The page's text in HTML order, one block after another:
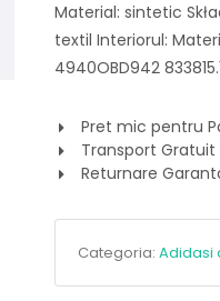
Material: sintetic
textil Interiorul:
4940OBD942
Pret mic pentru
Transport
Returnare
Categoria: Adidasi